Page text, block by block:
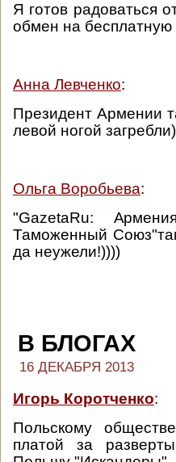
Я готов радоваться
обмен на
Анна Левченко:
Президент Армении
левой ногой загребли)
Ольга Воробьева:
"GazetaRu:
Таможенный
да неужели!))))
В БЛОГАХ
16 ДЕКАБРЯ 2013
Игорь Коротченко:
Польскому
платой за